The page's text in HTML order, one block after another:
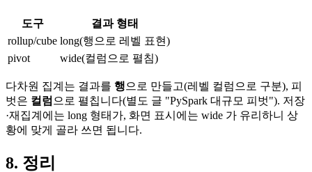
도구
결과 형태
rollup/cube long(행으로 레벨 표현)
pivot
wide(컬럼으로 펼침)
다차원 집계는 결과를 행으로 만들고(레벨 컬럼으로 구분), 피
벗은 컬럼 으로 펼칩니다(별도 글 "PySpark 대규모 피벗"). 저장
·재집계에는 long 형태가, 화면 표시에는 wide 가 유리하니 상
황에 맞게 골라 쓰면 됩니다.
8. 정리